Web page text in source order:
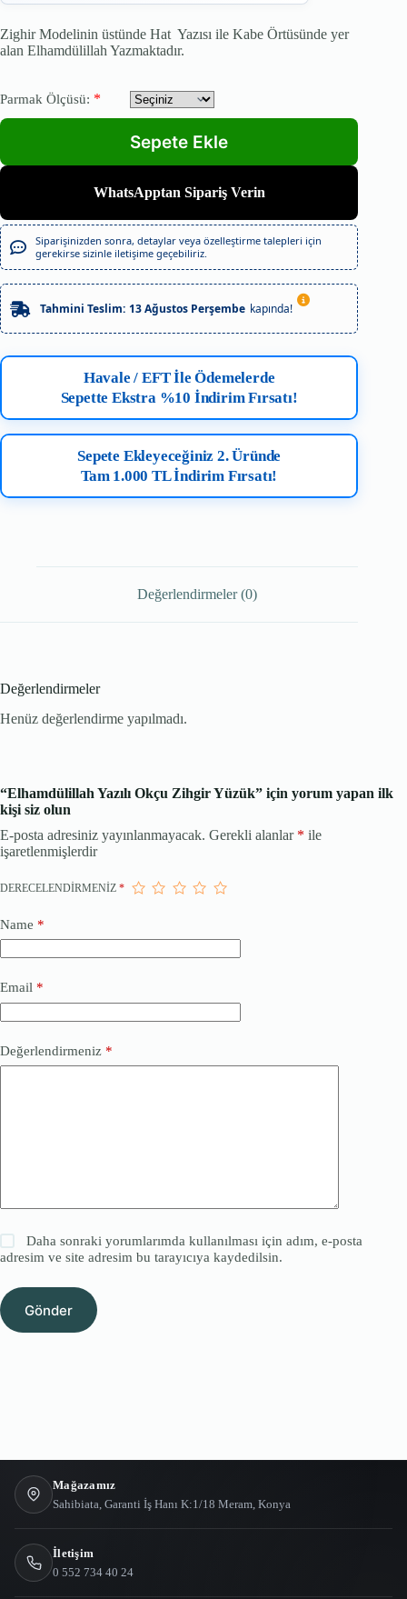
Zighir Modelinin üstünde Hat Yazısı ile Kabe Örtüsünde yer
alan Elhamdülillah Yazmaktadır.
Parmak Ölçüsü: *
WhatsApptan Sipariş Verin
Siparişinizden sonra, detaylar veya özelleştirme talepleri için
gerekirse sizinle iletişime geçebiliriz.
Tahmini Teslim: 13 Ağustos Perşembe kapında!
Havale / EFT İle Ödemelerde
Sepette Ekstra %10 İndirim Fırsatı!
Sepete Ekleyeceğiniz 2. Üründe
Tam 1.000 TL İndirim Fırsatı!
Değerlendirmeler (0)
Değerlendirmeler
Henüz değerlendirme yapılmadı.
“Elhamdülillah Yazılı Okçu Zihgir Yüzük” için yorum yapan ilk
kişi siz olun
E-posta adresiniz yayınlanmayacak. Gerekli alanlar * ile
işaretlenmişlerdir
DERECELENDIRMENIZ *
Name *
Email *
Değerlendirmeniz *
Daha sonraki yorumlarımda kullanılması için adım, e-posta
adresim ve site adresim bu tarayıcıya kaydedilsin.
Gönder
Mağazamız
Sahibiata, Garanti İş Hanı K:1/18 Meram, Konya
İletişim
0 552 734 40 24